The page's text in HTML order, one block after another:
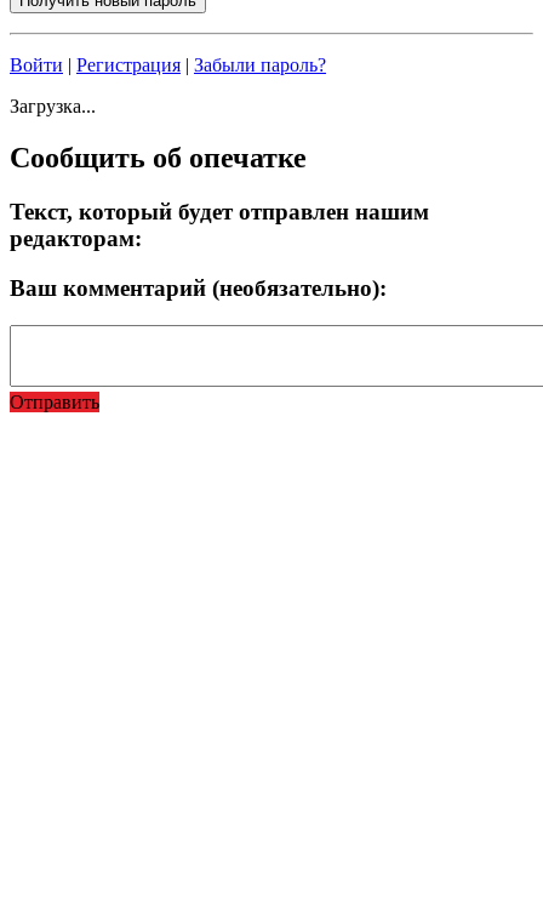
Войти | Регистрация | Забыли пароль?
Загрузка...
Сообщить об опечатке
Текст, который будет отправлен нашим
редакторам:
Ваш комментарий (необязательно):
Отправить